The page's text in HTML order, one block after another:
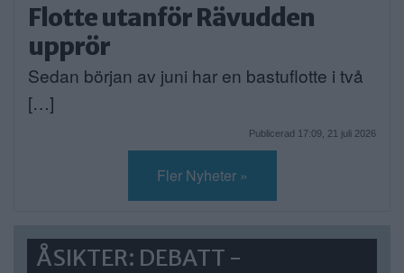
Flotte utanför Rävudden
upprör
Sedan början av juni har en bastuflotte i två
[…]
Publicerad 17:09, 21 juli 2026
Fler Nyheter »
ÅSIKTER: DEBATT -